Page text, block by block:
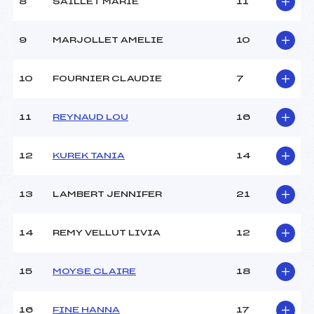
8 SAILLET MARIE 11
9 MARJOLLET AMELIE 10
10 FOURNIER CLAUDIE 7
11 REYNAUD LOU 16
12 KUREK TANIA 14
13 LAMBERT JENNIFER 21
14 REMY VELLUT LIVIA 12
15 MOYSE CLAIRE 18
16 FINE HANNA 17